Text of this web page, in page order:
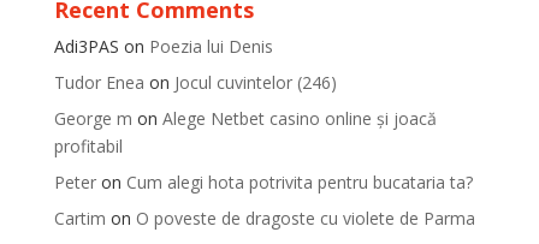
Recent Comments
Adi3PAS on Poezia lui Denis
Tudor Enea on Jocul cuvintelor (246)
George m on Alege Netbet casino online și joacă
profitabil
Peteron Cum alegi hota potrivita pentru bucataria ta?
Cartim on O poveste de dragoste cu violete de Parma